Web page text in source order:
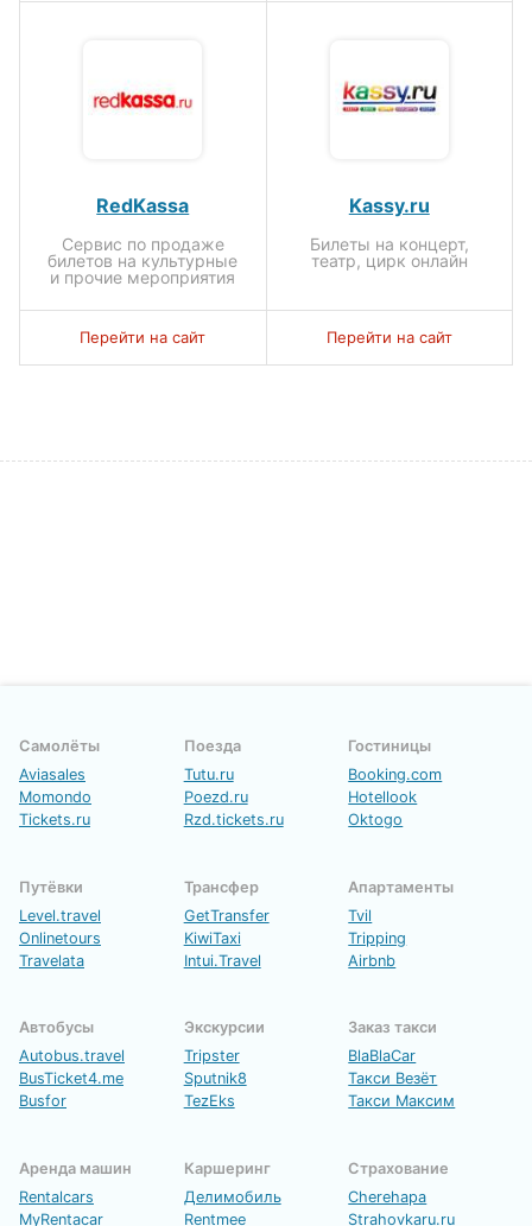
RedKassa
Сервис по продаже
билетов на культурные
и прочие мероприятия
Перейти на сайт
Kassy.ru
Билеты на концерт,
театр, цирк онлайн
Перейти на сайт
Самолёты
Aviasales
Momondo
Tickets.ru
Поезда
Tutu.ru
Poezd.ru
Rzd.tickets.ru
Гостиницы
Booking.com
Hotellook
Oktogo
Путёвки
Level.travel
Onlinetours
Travelata
Трансфер
GetTransfer
KiwiTaxi
Intui.Travel
Апартаменты
Tvil
Tripping
Airbnb
Автобусы
Autobus.travel
BusTicket4.me
Busfor
Экскурсии
Tripster
Sputnik8
TezEks
Заказ такси
BlaBlaCar
Такси Везёт
Такси Максим
Аренда машин
Rentalcars
MyRentacar
Каршеринг
Делимобиль
Rentmee
Страхование
Cherehapa
Strahovkaru.ru